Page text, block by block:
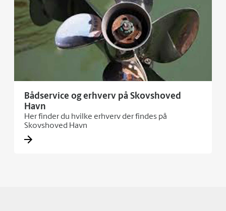
Bådservice og erhverv på Skovshoved
Havn
Her finder du hvilke erhverv der findes på
Skovshoved Havn